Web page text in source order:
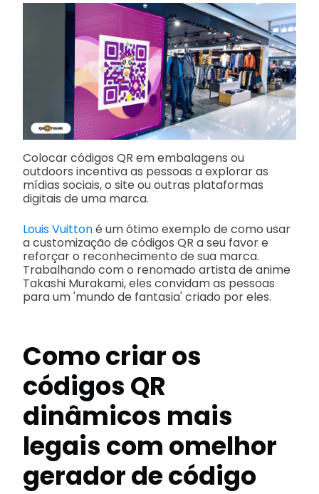
Colocar códigos QR em embalagens ou
outdoors incentiva as pessoas a explorar as
mídias sociais, o site ou outras plataformas
digitais de uma marca.
Louis Vuittoné um ótimo exemplo de como usar
a customização de códigos QR a seu favor e
reforçar o reconhecimento de sua marca.
Trabalhando com o renomado artista de anime
Takashi Murakami, eles convidam as pessoas
para um 'mundo de fantasia' criado por eles.
Como criar os
códigos QR
dinâmicos mais
legais com omelhor
gerador de código